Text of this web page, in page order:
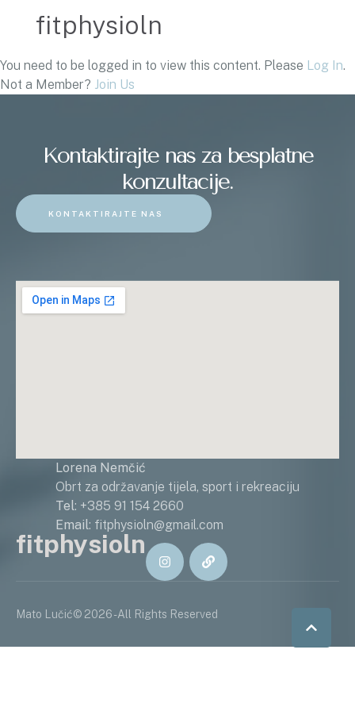
fitphysioln
You need to be logged in to view this content. Please Log In.
Not a Member? Join Us
Kontaktirajte nas za besplatne
konzultacije.
KONTAKTIRAJTE NAS
Lorena Nemčić
Obrt za održavanje tijela, sport i rekreaciju
Tel: +385 91 154 2660
Email: fitphysioln@gmail.com
fitphysioln
Mato Lučić© 2026 - All Rights Reserved